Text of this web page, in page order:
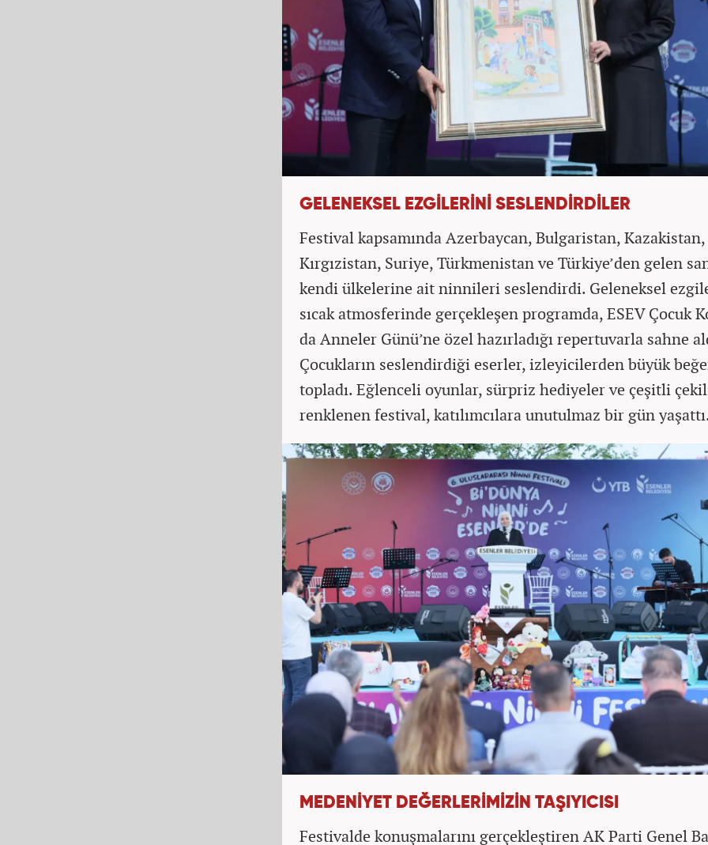
GELENEKSEL EZGİLERİNİ SESLENDİRDİLER
Festival kapsamında Azerbaycan, Bulgaristan, Kazakistan,
Kırgızistan, Suriye, Türkmenistan ve Türkiye’den gelen
kendi ülkelerine ait ninnileri seslendirdi. Geleneksel
sıcak atmosferinde gerçekleşen programda, ESEV Çocuk
da Anneler Günü’ne özel hazırladığı repertuvarla sahne
Çocukların seslendirdiği eserler, izleyicilerden büyük
topladı. Eğlenceli oyunlar, sürpriz hediyeler ve çeşitli
renklenen festival, katılımcılara unutulmaz bir gün
MEDENİYET DEĞERLERİMİZİN TAŞIYICISI
Festivalde konuşmalarını gerçekleştiren AK Parti Genel